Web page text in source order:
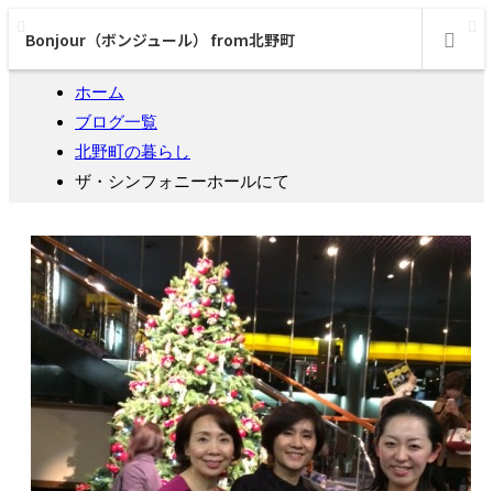
Bonjour（ボンジュール） from北野町
ホーム
ブログ一覧
北野町の暮らし
ザ・シンフォニーホールにて